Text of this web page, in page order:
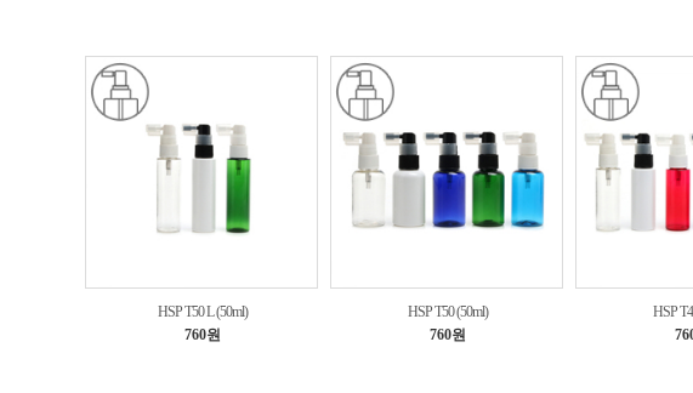
HSP T50 L (50ml)
760원
HSP T50 (50ml)
760원
HSP